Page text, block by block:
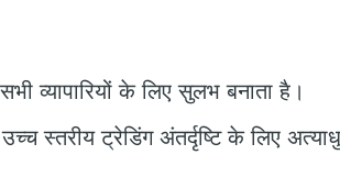
व्यापारियों के लिए सुलभ बनाता है।
उच्च स्तरीय ट्रेडिंग अंतर्दृष्टि के लिए